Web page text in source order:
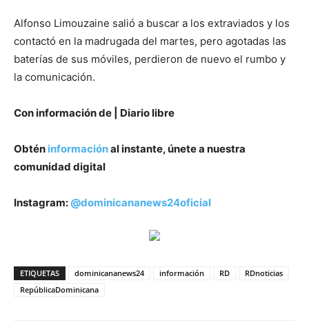
Alfonso Limouzaine salió a buscar a los extraviados y los
contactó en la madrugada del martes, pero agotadas las
baterías de sus móviles, perdieron de nuevo el rumbo y
la comunicación.
Con información de | Diario libre
Obtén informaciónal instante, únete a nuestra
comunidad digital
Instagram: @dominicananews24oficial
ETIQUETAS dominicananews24 información RD
RDnoticias
RepúblicaDominicana